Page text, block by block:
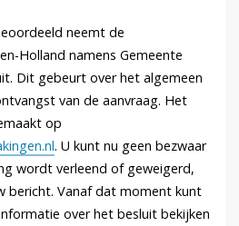
neemt de
Holland namens Gemeente
Dit gebeurt over het algemeen
van de aanvraag. Het
op
. U kunt nu geen bezwaar
wordt verleend of geweigerd,
bericht. Vanaf dat moment kunt
over het besluit bekijken